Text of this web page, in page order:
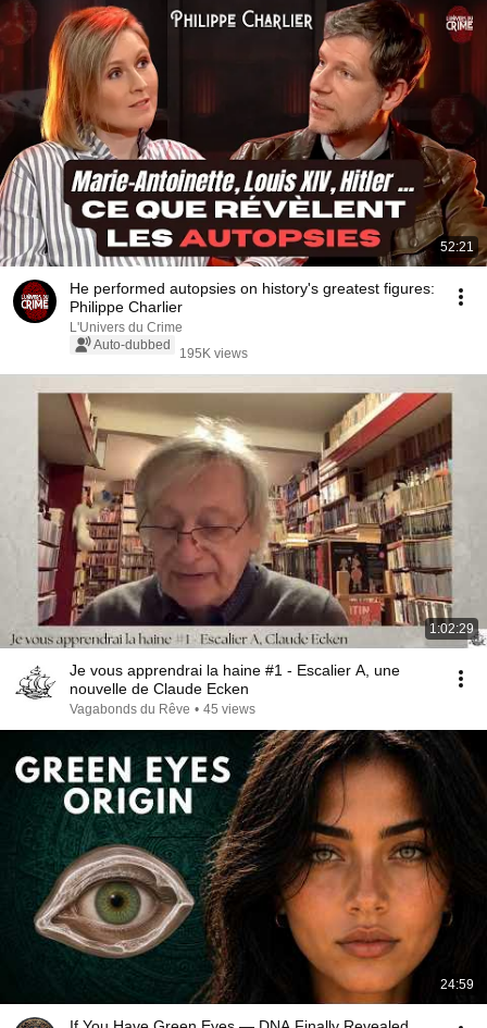
52:21
He performed autopsies on history's greatest figures:
Philippe Charlier
L'Univers du Crime
Auto-dubbed
195K views
1:02:29
Je vous apprendrai la haine #1 - Escalier A, une
nouvelle de Claude Ecken
Vagabonds du Rêve • 45 views
24:59